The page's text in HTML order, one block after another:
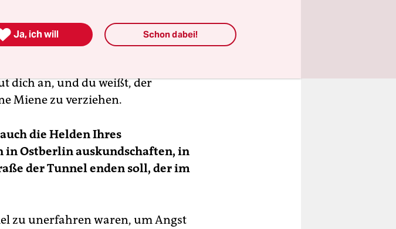
betraf mich, weil ich damals
um über Ostberlin und die DDR
dich an, und du weißt, der
Miene zu verziehen.
die Helden Ihres
in Ostberlin auskundschaften, in
der Tunnel enden soll, der im
zu unerfahren waren, um Angst
Ja, ich will Schon dabei!